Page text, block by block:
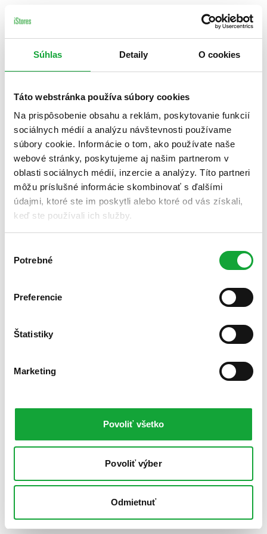
Súhlas Detaily O cookies
Táto webstránka používa súbory cookies
Na prispôsobenie obsahu a reklám, poskytovanie funkcií
sociálnych médií a analýzu návštevnosti používame
súbory cookie. Informácie o tom, ako používate naše
webové stránky, poskytujeme aj našim partnerom v
oblasti sociálnych médií, inzercie a analýzy. Títo partneri
môžu príslušné informácie skombinovať s ďalšími
údajmi, ktoré ste im poskytli alebo ktoré od vás získali,
keď ste používali ich služby.
súhlasu
Potrebné
Preferencie
Štatistiky
Marketing
Povoliť všetko
Povoliť výber
Odmietnuť